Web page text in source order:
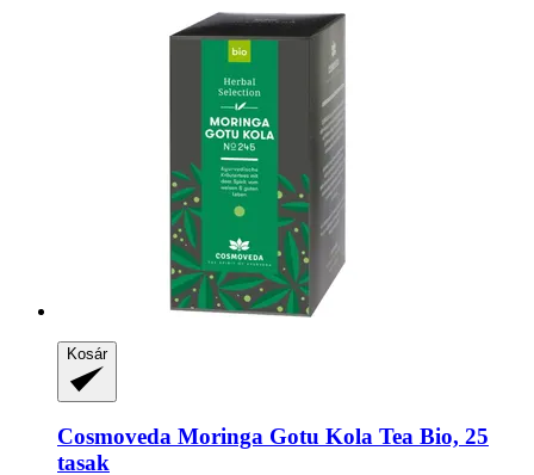
Kosár
Cosmoveda Moringa Gotu Kola Tea Bio, 25
tasak